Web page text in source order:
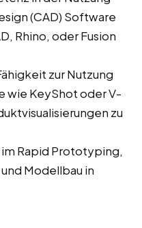
(CAD) Software
Rhino, oder Fusion
zur Nutzung
wie KeyShot oder V-
zu
im Rapid Prototyping,
Modellbau in